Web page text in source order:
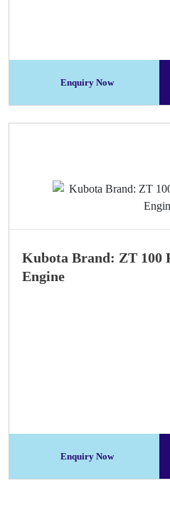
Enquiry Now
Kubota Brand: ZT 100
Engine
Enquiry Now